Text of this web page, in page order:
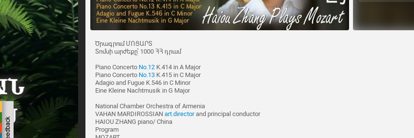
Ծրագրում ՄՈՑԱՐՏ
Տոմսի արժեքը՝ 1000 ՀՀ դրամ
Piano Concerto No.12 K.414 in A Major
Piano Concerto No.13 K.415 in C Major
Adagio and Fugue K.546 in C Minor
Eine Kleine Nachtmusik in G Major
National Chamber Orchestra of Armenia
VAHAN MARDIROSSIAN art.directorand principal conductor
HAIOU ZHANG piano/ China
Program